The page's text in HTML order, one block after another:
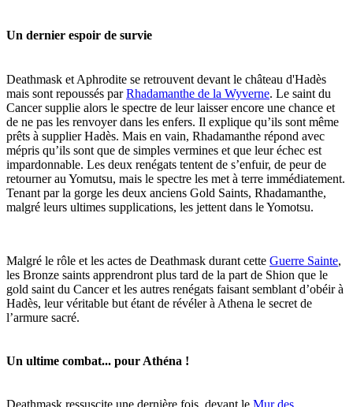
Un dernier espoir de survie
Deathmask et Aphrodite se retrouvent devant le château d'Hadès
mais sont repoussés parRhadamanthe de la Wyverne. Le saint du
Cancer supplie alors le spectre de leur laisser encore une chance et
de ne pas les renvoyer dans les enfers. Il explique qu’ils sont même
prêts à supplier Hadès. Mais en vain, Rhadamanthe répond avec
mépris qu’ils sont que de simples vermines et que leur échec est
impardonnable. Les deux renégats tentent de s’enfuir, de peur de
retourner au Yomutsu, mais le spectre les met à terre immédiatement.
Tenant par la gorge les deux anciens Gold Saints, Rhadamanthe,
malgré leurs ultimes supplications, les jettent dans le Yomotsu.
Malgré le rôle et les actes de Deathmask durant cette Guerre Sainte,
les Bronze saints apprendront plus tard de la part de Shion que le
gold saint du Cancer et les autres renégats faisant semblant d’obéir à
Hadès, leur véritable but étant de révéler à Athena le secret de
l’armure sacré.
Un ultime combat... pour Athéna !
Deathmask ressuscite une dernière fois, devant le Mur des